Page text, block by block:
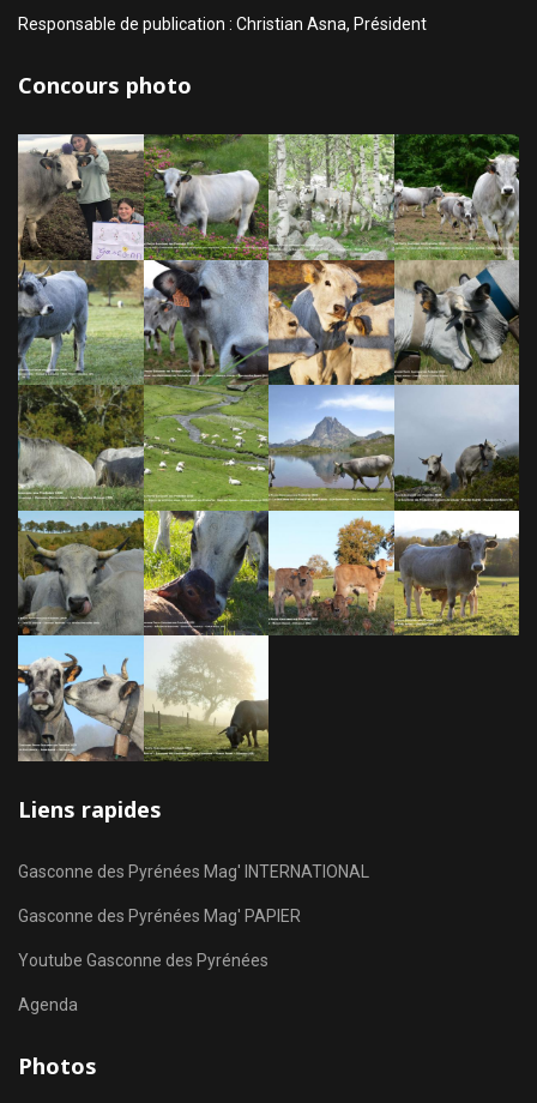
Responsable de publication : Christian Asna, Président
Concours photo
Liens rapides
Gasconne des Pyrénées Mag' INTERNATIONAL
Gasconne des Pyrénées Mag' PAPIER
Youtube Gasconne des Pyrénées
Agenda
Photos